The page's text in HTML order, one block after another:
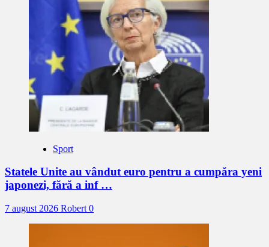
Sport
Statele Unite au vândut euro pentru a cumpăra yeni
japonezi, fără a inf …
7 august 2026 Robert 0